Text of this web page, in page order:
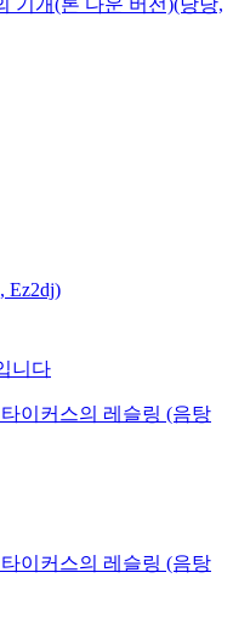
기개(톤 다운 버전)(당당,
Ez2dj)
니다
이커스의 레슬링 (음탕
이커스의 레슬링 (음탕